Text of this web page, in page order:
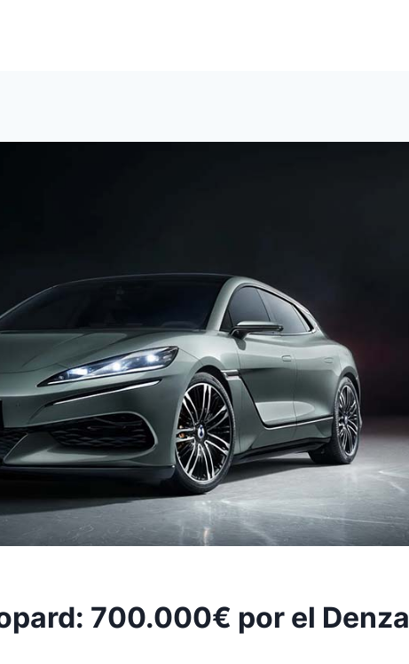
700.000€ por el Denza